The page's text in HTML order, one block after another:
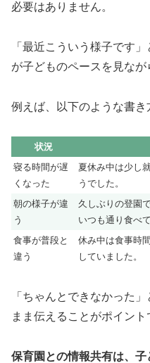
必要はありません。
「最近こういう様子です
が子どものペースを見なが
例えば、以下のような書き
状況
寝る時間が遅
くなった
夏休み中は少し
うでした。
朝の様子が違
う
久しぶりの登園
いつも通り食べ
食事が普段と
違う
休み中は食事時
していました。
「ちゃんとできなかった
まま伝えることがポイント
保育園との情報共有は、